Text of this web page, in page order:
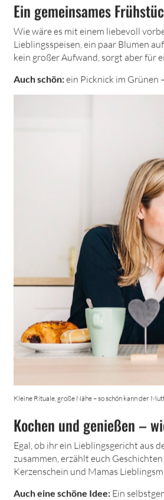
Ein gemeinsames
Wie wäre es mit einem liebevoll
Lieblingsspeisen, ein paar Blumen
kein großer Aufwand, sorgt aber für
Auch schön:ein Picknick im Grünen
Kleine Rituale, große Nähe – so schön kann der
Kochen und genießen –
Egal, ob ihr ein Lieblingsgericht aus
zusammen, erzählt euch
Kerzenschein und Mamas
Auch eine schöne Idee: Ein